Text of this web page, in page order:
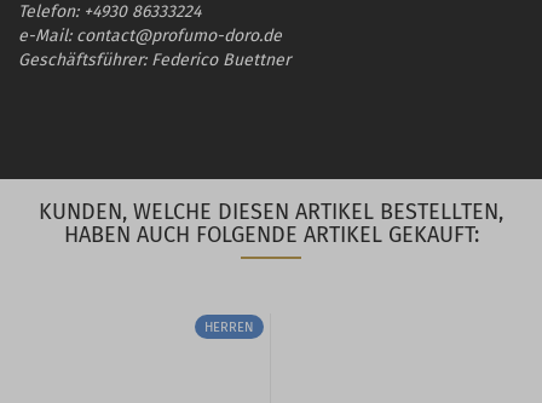
Telefon: +4930 86333224
e-Mail: contact@profumo-doro.de
Geschäftsführer: Federico Buettner
KUNDEN, WELCHE DIESEN ARTIKEL BESTELLTEN,
HABEN AUCH FOLGENDE ARTIKEL GEKAUFT:
HERREN